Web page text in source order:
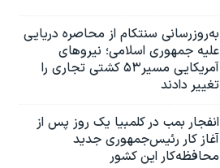
به‌روزرسانی سنتکام از محاصره دریایی
علیه جمهوری اسلامی؛ نیروهای
آمریکایی مسیر۵۳ کشتی تجاری را
تغییر دادند
انفجار بمب‌‌ در کلمبیا یک روز پس از
آغاز کار رئیس‌جمهوری جدید
محافظه‌کار این کشور